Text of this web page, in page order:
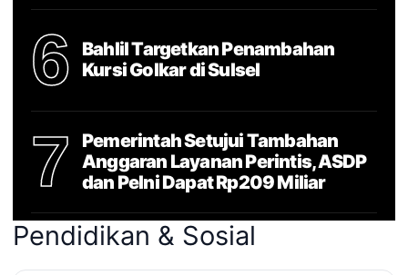
6
Bahlil Targetkan Penambahan
Kursi Golkar di Sulsel
7
Pemerintah Setujui Tambahan
Anggaran Layanan Perintis, ASDP
dan Pelni Dapat Rp209 Miliar
Pendidikan & Sosial